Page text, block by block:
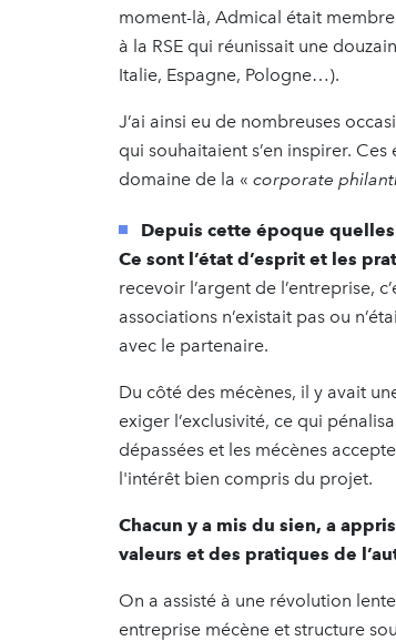
moment-là, Admical était
à la RSE qui réunissait une
Italie, Espagne, Pologne…).
J’ai ainsi eu de nombreuses
qui souhaitaient s’en inspirer.
domaine de la « corporate
Depuis cette époque
Ce sont l’état d’esprit et les
recevoir l’argent de l’entreprise,
associations n’existait pas ou
avec le partenaire.
Du côté des mécènes, il y avait
exiger l’exclusivité, ce qui
dépassées et les mécènes
l'intérêt bien compris du projet.
Chacun y a mis du sien, a
valeurs et des pratiques de
On a assisté à une révolution
entreprise mécène et structure